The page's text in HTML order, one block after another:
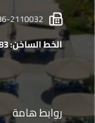
2110032
الخط الساخن: 16283
روابط هامة